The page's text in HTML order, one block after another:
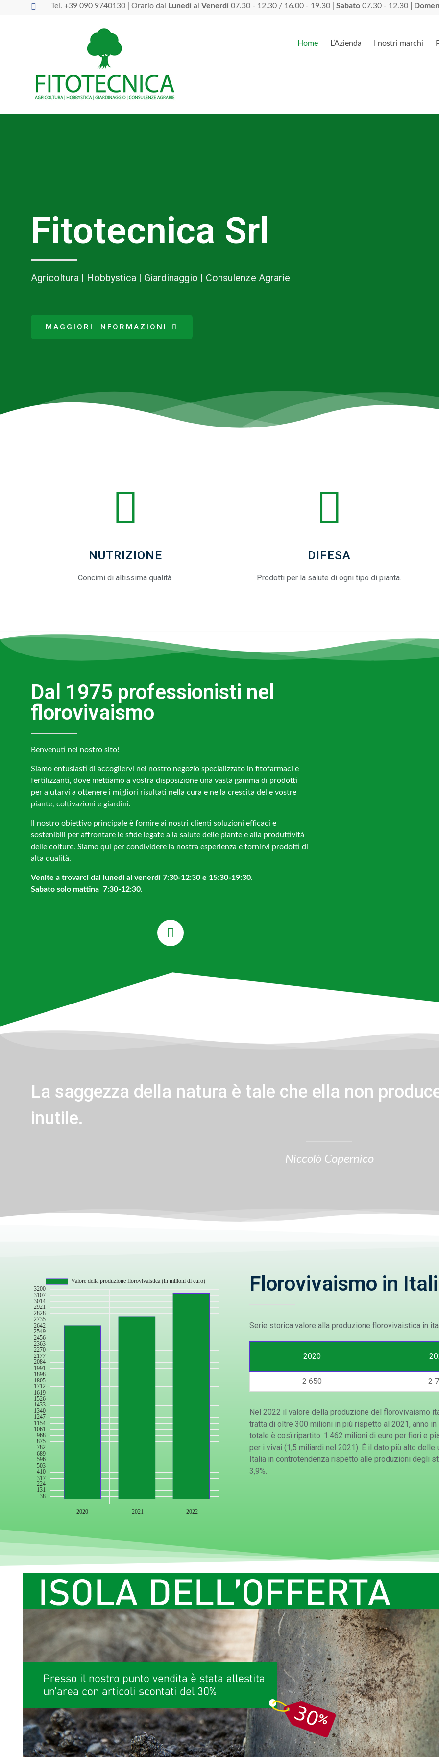
Tel. +39 090 9740130 | Orario dal Lunedì al Venerdì 07.30 - 12.30 / 16.00 - 19.30 | Sabato 07.30 - 12.30 |
Home L’Azienda I nostri marchi
Fitotecnica Srl
Agricoltura | Hobbystica | Giardinaggio | Consulenze Agrarie
MAGGIORI INFORMAZIONI
NUTRIZIONE
Concimi di altissima qualità.
DIFESA
Prodotti per la salute di ogni tipo di pianta.
Dal 1975 professionisti nel
florovivaismo
Benvenuti nel nostro sito!
Siamo entusiasti di accogliervi nel nostro negozio specializzato in fitofarmaci e
fertilizzanti, dove mettiamo a vostra disposizione una vasta gamma di prodotti
per aiutarvi a ottenere i migliori risultati nella cura e nella crescita delle vostre
piante, coltivazioni e giardini.
Il nostro obiettivo principale è fornire ai nostri clienti soluzioni efficaci e
sostenibili per affrontare le sfide legate alla salute delle piante e alla produttività
delle colture. Siamo qui per condividere la nostra esperienza e fornirvi prodotti di
alta qualità.
Venite a trovarci dal lunedì al venerdì 7:30-12:30 e 15:30-19:30.
Sabato solo mattina 7:30-12:30.
La saggezza della natura è tale che ella non
inutile.
Niccolò Copernico
Florovivaismo in
Serie storica valore alla produzione florovivaistica in
2020
2 650 2
Nel 2022 il valore della produzione del florovivaismo
tratta di oltre 300 milioni in più rispetto al 2021, anno
totale è così ripartito: 1.462 milioni di euro per fiori e
per i vivai (1,5 miliardi nel 2021). È il dato più alto
Italia in controtendenza rispetto alle produzioni degli
3,9%.